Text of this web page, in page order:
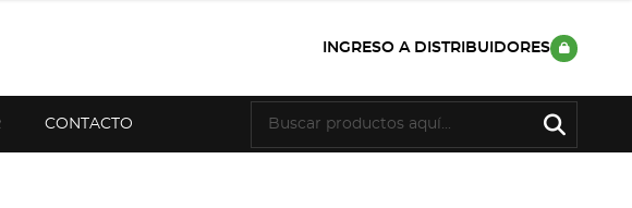
INGRESO A DISTRIBUIDORES
CONTACTO